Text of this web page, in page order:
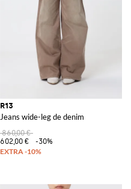
R13
Jeans wide-leg de denim
860,00 €
602,00 €
-30%